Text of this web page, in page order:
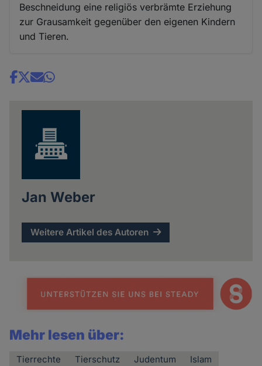
Beschneidung eine religiös verbrämte Erziehung
zur Grausamkeit gegenüber den eigenen Kindern
und Tieren.
Share
Jan Weber
Weitere Artikel des Autoren
Mehr lesen über:
Tierrechte Tierschutz Judentum
Islam